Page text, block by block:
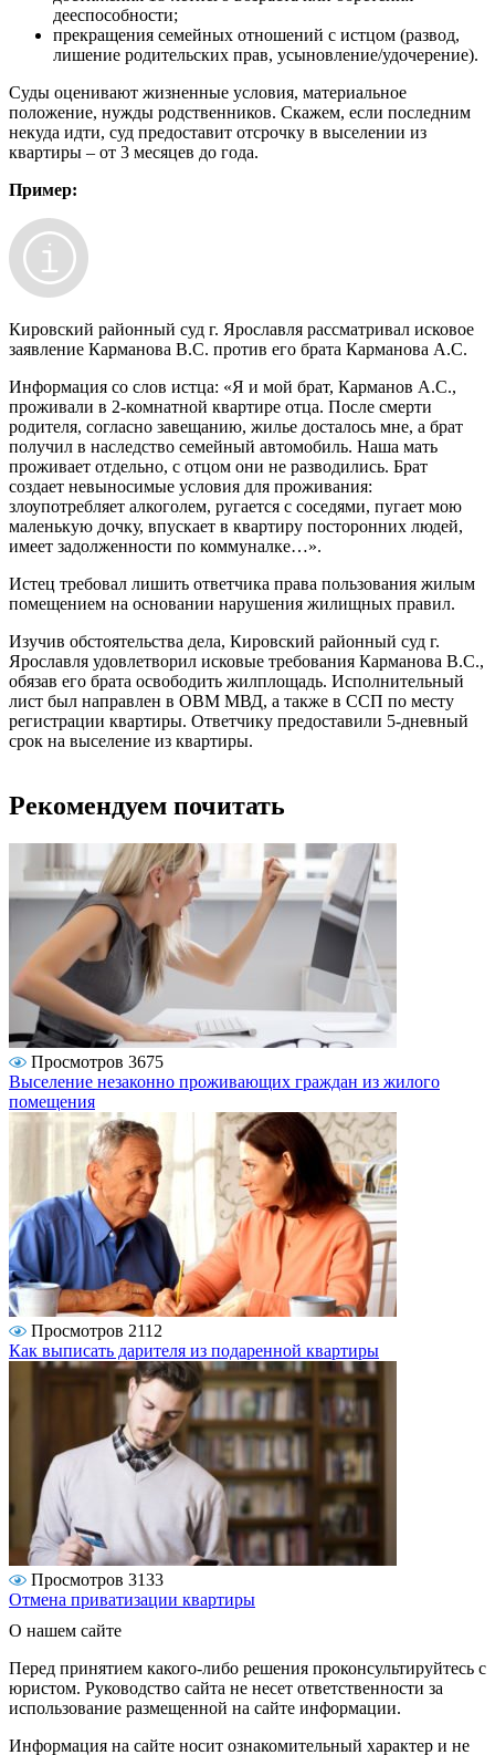
дееспособности;
прекращения семейных отношений с истцом (развод,
лишение родительских прав, усыновление/удочерение).
Суды оценивают жизненные условия, материальное
положение, нужды родственников. Скажем, если последним
некуда идти, суд предоставит отсрочку в выселении из
квартиры – от 3 месяцев до года.
Пример:
Кировский районный суд г. Ярославля рассматривал исковое
заявление Карманова В.С. против его брата Карманова А.С.
Информация со слов истца: «Я и мой брат, Карманов А.С.,
проживали в 2-комнатной квартире отца. После смерти
родителя, согласно завещанию, жилье досталось мне, а брат
получил в наследство семейный автомобиль. Наша мать
проживает отдельно, с отцом они не разводились. Брат
создает невыносимые условия для проживания:
злоупотребляет алкоголем, ругается с соседями, пугает мою
маленькую дочку, впускает в квартиру посторонних людей,
имеет задолженности по коммуналке…».
Истец требовал лишить ответчика права пользования жилым
помещением на основании нарушения жилищных правил.
Изучив обстоятельства дела, Кировский районный суд г.
Ярославля удовлетворил исковые требования Карманова В.С.,
обязав его брата освободить жилплощадь. Исполнительный
лист был направлен в ОВМ МВД, а также в ССП по месту
регистрации квартиры. Ответчику предоставили 5-дневный
срок на выселение из квартиры.
Рекомендуем почитать
Просмотров 3675
Выселение незаконно проживающих граждан из жилого
помещения
Просмотров 2112
Как выписать дарителя из подаренной квартиры
Просмотров 3133
Отмена приватизации квартиры
О нашем сайте
Перед принятием какого-либо решения проконсультируйтесь с
юристом. Руководство сайта не несет ответственности за
использование размещенной на сайте информации.
Информация на сайте носит ознакомительный характер и не